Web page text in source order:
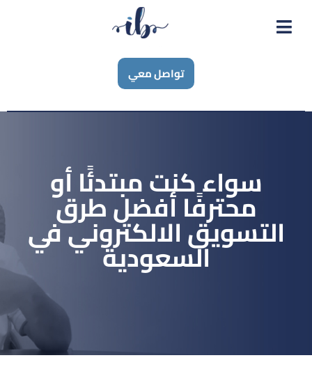
تواصل معي
سواء كنت مبتدئًا أو
محترفًا أفضل طرق
التسويق الالكتروني في
السعودية